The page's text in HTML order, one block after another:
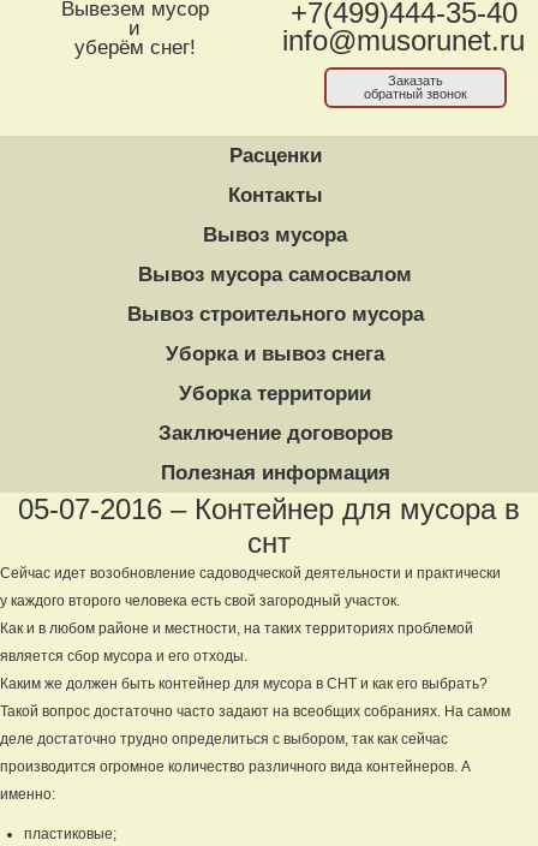
Вывезем мусор
и
уберём снег!
+7(499)444-35-40
info@musorunet.ru
Заказать
обратный звонок
Расценки
Контакты
Вывоз мусора
Вывоз мусора самосвалом
Вывоз строительного мусора
Уборка и вывоз снега
Уборка территории
Заключение договоров
Полезная информация
05-07-2016 – Контейнер для мусора в
снт
Сейчас идет возобновление садоводческой деятельности и практически
у каждого второго человека есть свой загородный участок.
Как и в любом районе и местности, на таких территориях проблемой
является сбор мусора и его отходы.
Каким же должен быть контейнер для мусора в СНТ и как его выбрать?
Такой вопрос достаточно часто задают на всеобщих собраниях. На самом
деле достаточно трудно определиться с выбором, так как сейчас
производится огромное количество различного вида контейнеров. А
именно:
пластиковые;